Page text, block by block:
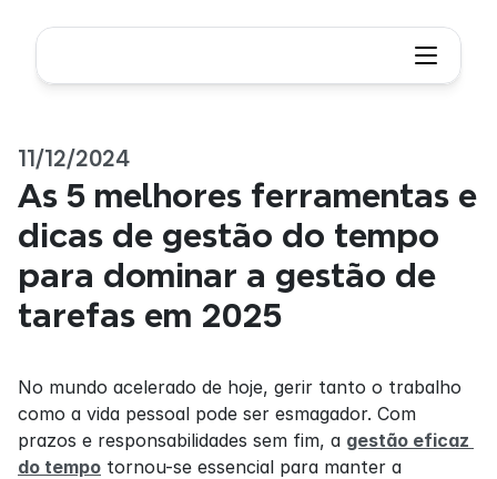
11/12/2024
As 5 melhores ferramentas e
dicas de gestão do tempo
para dominar a gestão de
tarefas em 2025
No mundo acelerado de hoje, gerir tanto o trabalho
como a vida pessoal pode ser esmagador. Com
prazos e responsabilidades sem fim, a gestão eficaz
do tempo tornou-se essencial para manter a